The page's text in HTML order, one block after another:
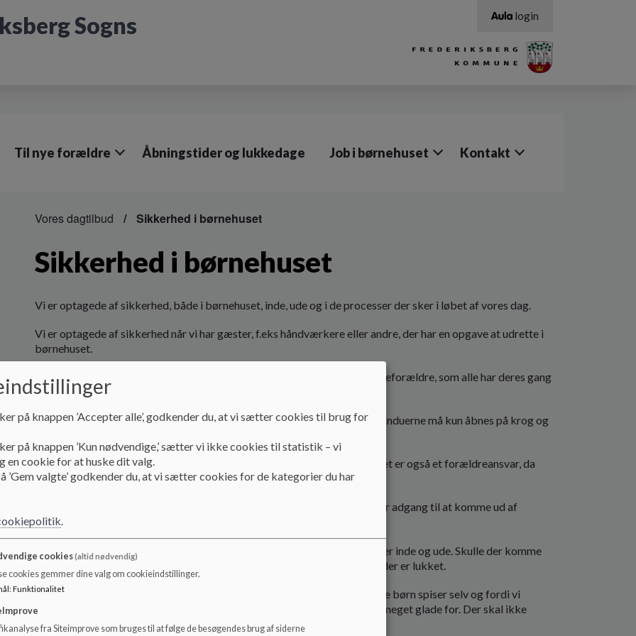
Sogns
login
Til nye forældre Åbningstider og lukkedage Job i børnehuset Kontakt
Vores dagtilbud Sikkerhed i børnehuset
Sikkerhed i børnehuset
Vi er optagede af sikkerhed, både i børnehuset, inde, ude og i de processer der sker i løbet af vores dag.
Vi er optagede af sikkerhed når vi har gæster, f.eks håndværkere eller andre, der har en opgave at udrette i
børnehuset.
Vi er optagede af at sikre alle, både børn, ansatte og forældre eller bedsteforældre, som alle har deres gang
i børnehuset.
Alle stuer, især i vores store hus, har til opgave at sikre døre og vinduer. Vinduerne må kun åbnes på krog og
Døre skal være lukkede, låger til trapper op og ned, skal være lukkede, det er også et forældreansvar, da
det er både forældre og personale, der benytter låger og døre.
Døre i børnehuset, i begge afdelinger, skal være lukkede, såfremt de giver adgang til at komme ud af
børnehuset.
Legepladserne har begge låger ud til vejen, de er altid lukket, både når vi er inde og ude. Skulle der komme
forældre på legepladsen, har forældrene den samme opgave i at sikre at der er lukket.
Varmt mad i børnehuset, skal varetages med omhu, både fordi vores store børn spiser selv og fordi vi
modtager det varme mad i skåle fra køkkenet, og det er vores små børn meget glade for. Der skal ikke
meget til, før de har fået fat i en skål, så der har vi en sikkerheds praksis.
på knappen ’Accepter alle’, godkender du, at vi sætter cookies til brug for
på knappen ’Kun nødvendige,’ sætter vi ikke cookies til statistik – vi
en cookie for at huske dit valg.
’Gem valgte’ godkender du, at vi sætter cookies for de kategorier du har
.
cookies(altid nødvendig)
cookies gemmer dine valg om cookieindstillinger.
: Funktionalitet
fra Siteimprove som bruges til at følge de besøgendes brug af siderne